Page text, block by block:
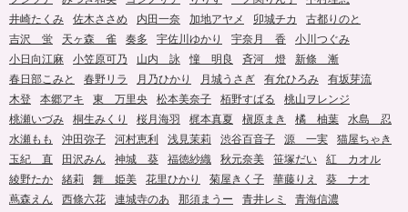
井崎たくみ
佐木ささめ 内田一奈 加地アヤメ 卯城チカ
古都りのと
吉沢 蛍
天ヶ森 雀 奏多 宇佐川ゆかり 宇奈月 香
小川つぐみ
小日向江麻
小笠原可乃 山内 詠 憧 明良 斉河 燈
新條 漸
春日部こみと
春野リラ 月乃ひかり 月城うさぎ 有允ひろみ
有坂芽流
木登
本郷アキ 東 万里央 松本美奈子 栢野すばる
桃山ヲレンジ
桃瀬いづみ
桐生みくり 桜月海羽 梶本真夏 槇原まき 橘 柚葉
水島 忍
水瀬もも
沖田弥子 河村恵利 浅見茉莉 渋谷百音子 源 一実
猫屋ちゃき
玉紀 直
田沢みん 神城 葵 福徳紗織 秋元奈美 笹塚だい
紅 カオル
綾野たか
緒莉 舞 姫美 花里ひかり 菊屋きく子 華藤りえ
葵 ナオ
蔦森えん
西條六花 連城寺のあ 那須まうー 青井レミ
青海信濃